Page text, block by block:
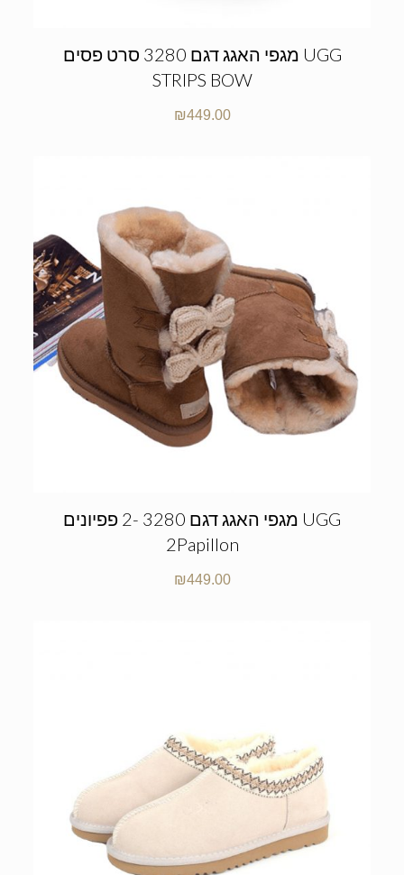
מגפי האגג דגם 3280 סרט פסים UGG
STRIPS BOW
₪449.00
מגפי האגג דגם 3280 -2 פפיונים UGG
2Papillon
₪449.00